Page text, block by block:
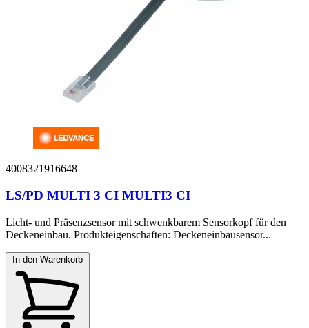
4008321916648
LS/PD MULTI 3 CI MULTI3 CI
Licht- und Präsenzsensor mit schwenkbarem Sensorkopf für den
Deckeneinbau. Produkteigenschaften: Deckeneinbausensor...
In den Warenkorb